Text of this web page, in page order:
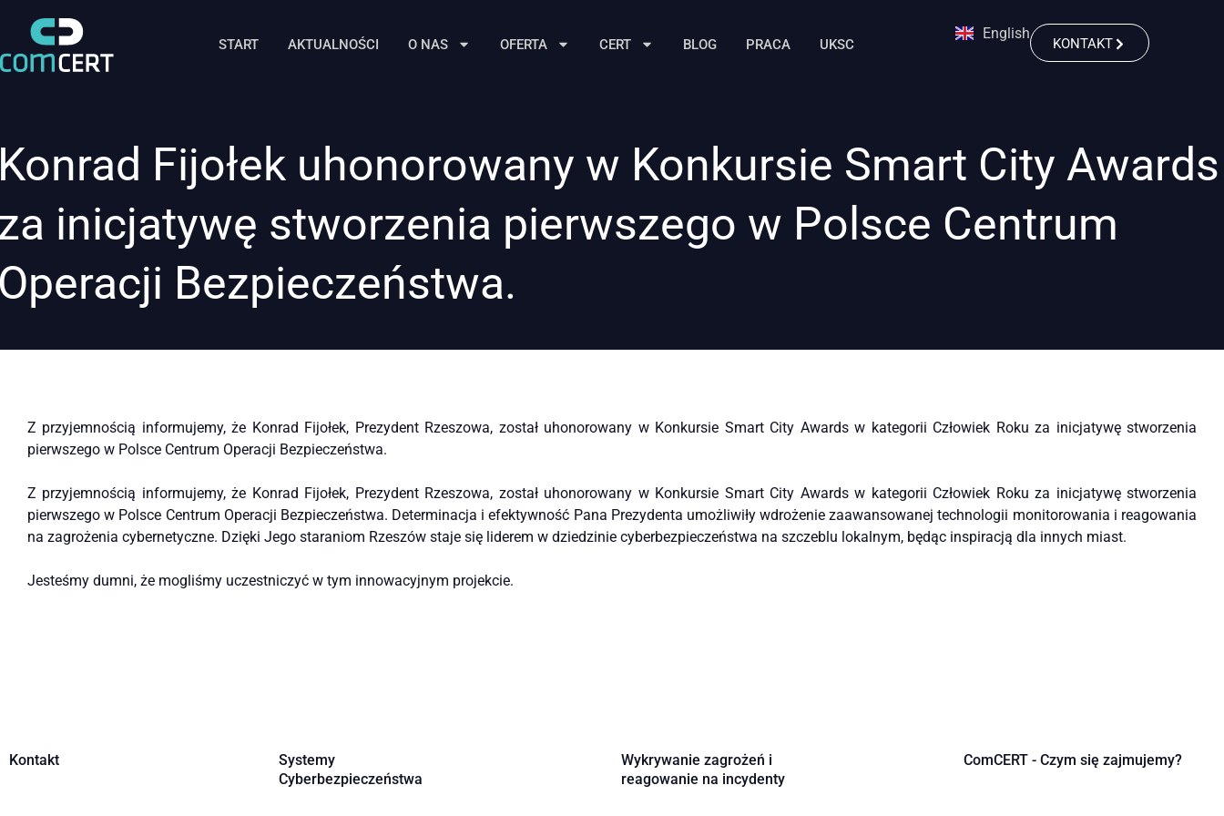
START AKTUALNOŚCI O NAS OFERTA CERT BLOG PRACA UKSC
English
KONTAKT
Fijołek uhonorowany w Konkursie Smart City Awards
inicjatywę stworzenia pierwszego w Polsce Centrum
Bezpieczeństwa.
Z przyjemnością informujemy, że Konrad Fijołek, Prezydent Rzeszowa, został uhonorowany w Konkursie Smart City Awards w kategorii Człowiek Roku za inicjatywę stworzenia
pierwszego w Polsce Centrum Operacji Bezpieczeństwa.
Z przyjemnością informujemy, że Konrad Fijołek, Prezydent Rzeszowa, został uhonorowany w Konkursie Smart City Awards w kategorii Człowiek Roku za inicjatywę stworzenia
pierwszego w Polsce Centrum Operacji Bezpieczeństwa. Determinacja i efektywność Pana Prezydenta umożliwiły wdrożenie zaawansowanej technologii monitorowania i reagowania
na zagrożenia cybernetyczne. Dzięki Jego staraniom Rzeszów staje się liderem w dziedzinie cyberbezpieczeństwa na szczeblu lokalnym, będąc inspiracją dla innych miast.
Jesteśmy dumni, że mogliśmy uczestniczyć w tym innowacyjnym projekcie.
Kontakt
Systemy
Cyberbezpieczeństwa
Wykrywanie zagrożeń i
reagowanie na incydenty
ComCERT - Czym się zajmujemy?